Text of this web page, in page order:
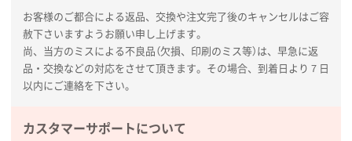
大阪府F社様
【オーダー商品】特別ご注文ページ041枚
2026年02月13日 22:10
ました早く、安く、丁寧につくられているので安心し
お客様のご都合による返品、交換や注文完了後のキャンセルはご容
赦下さいますようお願い申し上げます。
尚、当方のミスによる不良品（欠損、印刷のミス等）は、早急に返
品・交換などの対応をさせて頂きます。その場合、到着日より７日
以内にご連絡を下さい。
カスタマーサポートについて